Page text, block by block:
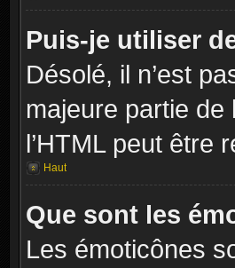
Puis-je utiliser
Désolé, il n’est
majeure partie
l’HTML peut être
Haut
Que sont les
Les émoticônes